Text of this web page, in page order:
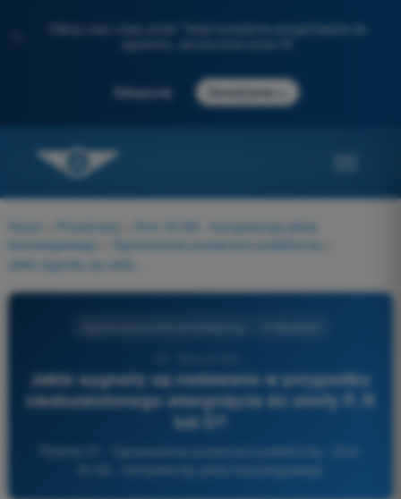
Odkryj nasz nowy portal: Twoje kompletne przygotowanie do
Zaloguj się Zacznij teraz
Home Przedmioty
Dron A1/A3 - kompetencje pilota
bezzałogowego
Ograniczenia przestrzeni powietrznej
Jakie sygnały są nadawane w przypadku
niedozwolonego wtargnięcia do strefy P, R
lub D?